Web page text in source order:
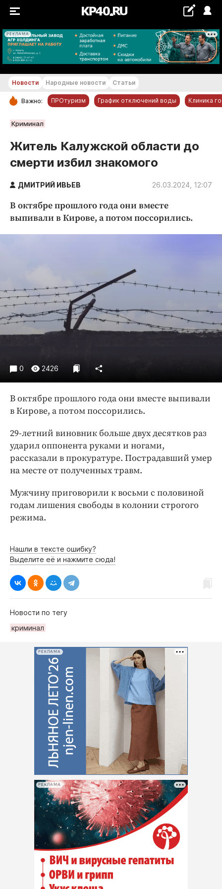
РЕКЛАМА
+23...+24 °С
РУБРИКИ
Обнинск
Новости компаний
Статьи
Народные новости
Авто и транспорт
Благоустройство
Общество
Погода
Праздники
Происшествия
Экономика и бизнес
ПРОЕКТЫ
Блоги
Издания
Медиаперсона
Интересное чтиво
Клиника года
Бренд года
Работодатель года
Новости Народные новости Статьи
Важно: ПРОтуризм График отключений воды Клиника
Криминал
Житель Калужской области до
смерти избил знакомого
ДМИТРИЙ ИВЬЕВ 26.03.2024, 12:07
В октябре прошлого года они вместе
выпивали в Кирове, а потом поссорились.
0 2426
В октябре прошлого года они вместе выпивали
в Кирове, а потом поссорились.
29-летний виновник больше двух десятков раз
ударил оппонента руками и ногами,
рассказали в прокуратуре. Пострадавший умер
на месте от полученных травм.
Мужчину приговорили к восьми с половиной
годам лишения свободы в колонии строгого
режима.
Нашли в тексте ошибку?
Выделите её и нажмите сюда!
Новости по тегу
криминал
РЕКЛАМА
РЕКЛАМА